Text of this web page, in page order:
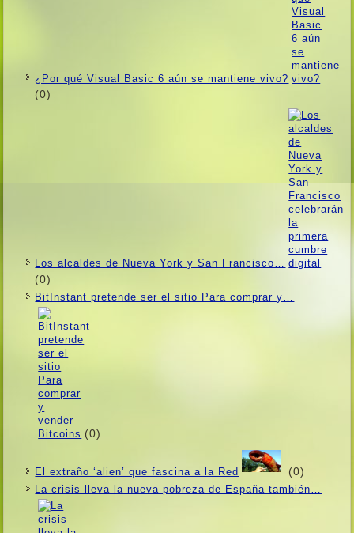
¿Por qué Visual Basic 6 aún se mantiene vivo?
(0)
Los alcaldes de Nueva York y San Francisco…
(0)
BitInstant pretende ser el sitio Para comprar y…
(0)
El extraño ‘alien’ que fascina a la Red (0)
La crisis lleva la nueva pobreza de España también…